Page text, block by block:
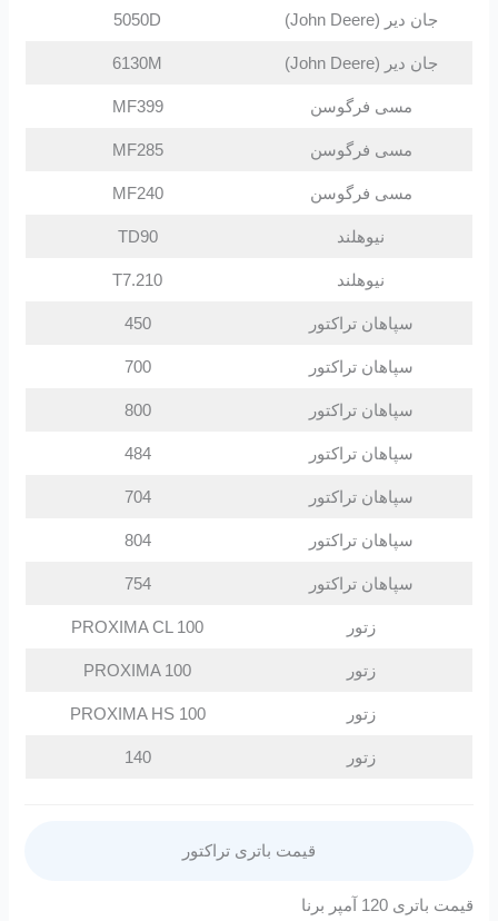
جان دیر (John Deere) 5050D
جان دیر (John Deere) 6130M
مسی فرگوسن MF399
مسی فرگوسن MF285
مسی فرگوسن MF240
نیوهلند TD90
نیوهلند T7.210
سپاهان تراکتور 450
سپاهان تراکتور 700
سپاهان تراکتور 800
سپاهان تراکتور 484
سپاهان تراکتور 704
سپاهان تراکتور 804
سپاهان تراکتور 754
زتور PROXIMA CL 100
زتور PROXIMA 100
زتور PROXIMA HS 100
زتور 140
قیمت باتری تراکتور
قیمت باتری 120 آمپر برنا